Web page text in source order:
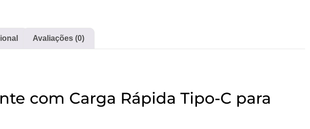
Avaliações (0)
com Carga Rápida Tipo-C para